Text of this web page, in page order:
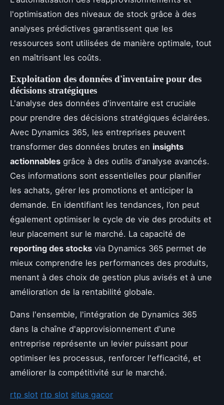
l'optimisation des niveaux de stock grâce à des
analyses prédictives garantissent que les
ressources sont utilisées de manière optimale, tout
en maîtrisant les coûts.
Exploitation des données d'inventaire pour des
décisions stratégiques
L'analyse des données d'inventaire est cruciale
pour prendre des décisions stratégiques éclairées.
Avec Dynamics 365, les entreprises peuvent
transformer des données brutes en insights
actionnables grâce à des outils d'analyse avancés.
Ces informations sont essentielles pour planifier
les achats, gérer les promotions et anticiper la
demande. En identifiant les tendances, l’on peut
également optimiser le cycle de vie des produits et
leur placement sur le marché. La capacité de
reporting des stocks via Dynamics 365 permet de
mieux comprendre les performances des produits,
menant à des choix de gestion plus avisés et à une
amélioration de la rentabilité globale.
Dans l'ensemble, l'intégration de Dynamics 365
dans la chaîne d'approvisionnement d'une
entreprise représente un levier puissant pour
optimiser les processus, renforcer l'efficacité, et
améliorer la compétitivité sur le marché.
rtp slot rtp slot situs gacor